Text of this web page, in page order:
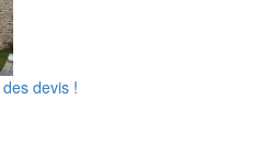
des devis !